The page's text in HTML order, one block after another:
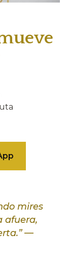
mires
afuera,
—